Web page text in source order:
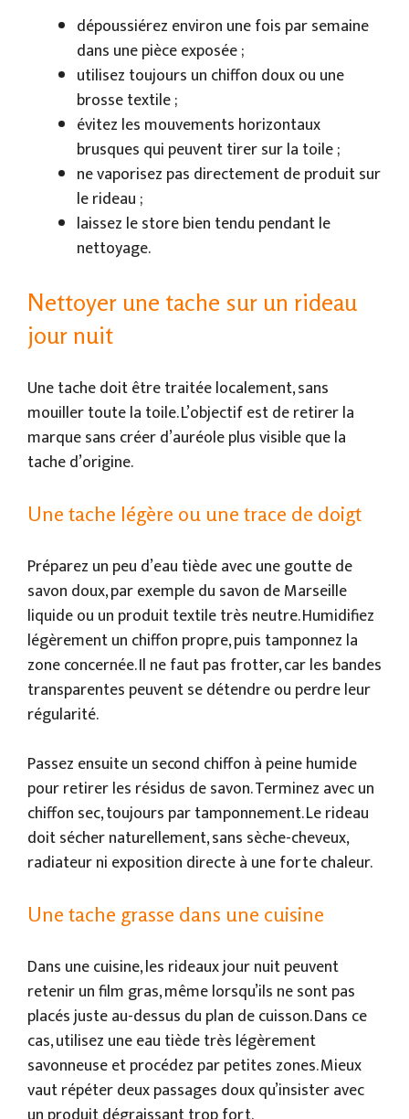
dépoussiérez environ une fois par semaine
dans une pièce exposée ;
utilisez toujours un chiffon doux ou une
brosse textile ;
évitez les mouvements horizontaux
brusques qui peuvent tirer sur la toile ;
ne vaporisez pas directement de produit sur
le rideau ;
laissez le store bien tendu pendant le
nettoyage.
Nettoyer une tache sur un rideau
jour nuit
Une tache doit être traitée localement, sans
mouiller toute la toile. L’objectif est de retirer la
marque sans créer d’auréole plus visible que la
tache d’origine.
Une tache légère ou une trace de doigt
Préparez un peu d’eau tiède avec une goutte de
savon doux, par exemple du savon de Marseille
liquide ou un produit textile très neutre. Humidifiez
légèrement un chiffon propre, puis tamponnez la
zone concernée. Il ne faut pas frotter, car les bandes
transparentes peuvent se détendre ou perdre leur
régularité.
Passez ensuite un second chiffon à peine humide
pour retirer les résidus de savon. Terminez avec un
chiffon sec, toujours par tamponnement. Le rideau
doit sécher naturellement, sans sèche-cheveux,
radiateur ni exposition directe à une forte chaleur.
Une tache grasse dans une cuisine
Dans une cuisine, les rideaux jour nuit peuvent
retenir un film gras, même lorsqu’ils ne sont pas
placés juste au-dessus du plan de cuisson. Dans ce
cas, utilisez une eau tiède très légèrement
savonneuse et procédez par petites zones. Mieux
vaut répéter deux passages doux qu’insister avec